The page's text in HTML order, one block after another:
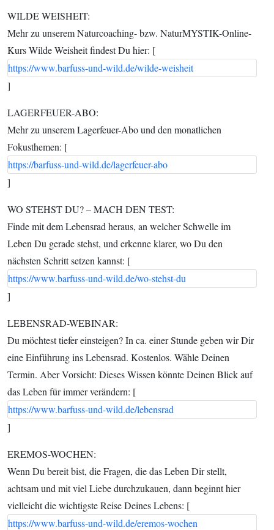
WILDE WEISHEIT:
Mehr zu unserem Naturcoaching- bzw. NaturMYSTIK-Online-
Kurs Wilde Weisheit findest Du hier: [
https://www.barfuss-und-wild.de/wilde-weisheit
]
LAGERFEUER-ABO:
Mehr zu unserem Lagerfeuer-Abo und den monatlichen
Fokusthemen: [
https://barfuss-und-wild.de/lagerfeuer-abo
]
WO STEHST DU? – MACH DEN TEST:
Finde mit dem Lebensrad heraus, an welcher Schwelle im
Leben Du gerade stehst, und erkenne klarer, wo Du den
nächsten Schritt setzen kannst: [
https://www.barfuss-und-wild.de/wo-stehst-du
]
LEBENSRAD-WEBINAR:
Du möchtest tiefer einsteigen? In ca. einer Stunde geben wir Dir
eine Einführung ins Lebensrad. Kostenlos. Wähle Deinen
Termin. Aber Vorsicht: Dieses Wissen könnte Deinen Blick auf
das Leben für immer verändern: [
https://www.barfuss-und-wild.de/lebensrad
]
EREMOS-WOCHEN:
Wenn Du bereit bist, die Fragen, die das Leben Dir stellt,
achtsam und mit viel Liebe durchzukauen, dann beginnt hier
vielleicht die wichtigste Reise Deines Lebens: [
https://www.barfuss-und-wild.de/eremos-wochen